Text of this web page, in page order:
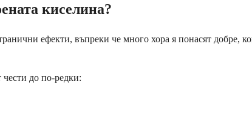
киселина?
ефекти, въпреки че много хора я понасят добре,
до по-редки: